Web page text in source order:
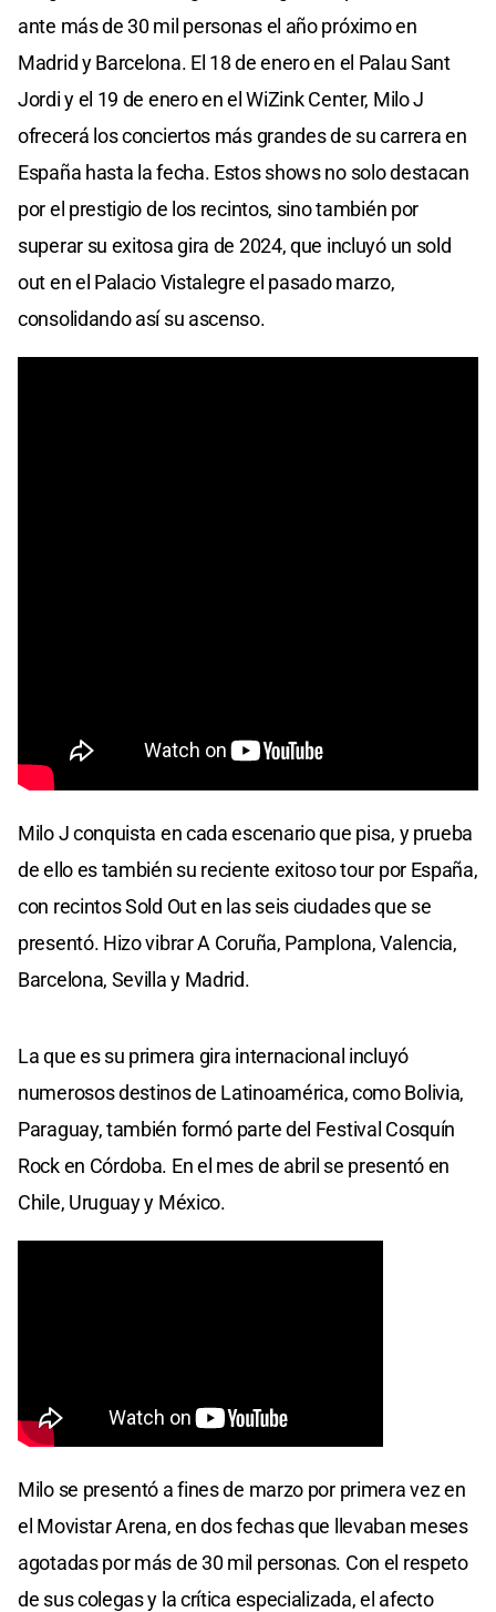
ante más de 30 mil personas el año próximo en
Madrid y Barcelona. El 18 de enero en el Palau Sant
Jordi y el 19 de enero en el WiZink Center, Milo J
ofrecerá los conciertos más grandes de su carrera en
España hasta la fecha. Estos shows no solo destacan
por el prestigio de los recintos, sino también por
superar su exitosa gira de 2024, que incluyó un sold
out en el Palacio Vistalegre el pasado marzo,
consolidando así su ascenso.
Milo J conquista en cada escenario que pisa, y prueba
de ello es también su reciente exitoso tour por España,
con recintos Sold Out en las seis ciudades que se
presentó. Hizo vibrar A Coruña, Pamplona, Valencia,
Barcelona, Sevilla y Madrid.
La que es su primera gira internacional incluyó
numerosos destinos de Latinoamérica, como Bolivia,
Paraguay, también formó parte del Festival Cosquín
Rock en Córdoba. En el mes de abril se presentó en
Chile, Uruguay y México.
Milo se presentó a fines de marzo por primera vez en
el Movistar Arena, en dos fechas que llevaban meses
agotadas por más de 30 mil personas. Con el respeto
de sus colegas y la crítica especializada, el afecto